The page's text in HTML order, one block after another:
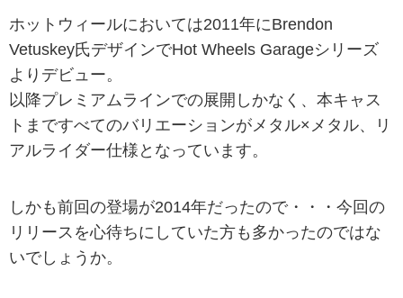
ホットウィールにおいては2011年にBrendon
Vetuskey氏デザインでHot Wheels Garageシリーズ
よりデビュー。
以降プレミアムラインでの展開しかなく、本キャス
トまですべてのバリエーションがメタル×メタル、リ
アルライダー仕様となっています。
しかも前回の登場が2014年だったので・・・今回の
リリースを心待ちにしていた方も多かったのではな
いでしょうか。